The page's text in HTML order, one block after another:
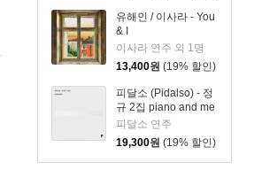
유해인 / 이사라 - You
& I
이사라 연주 외 1명
13,400원 (19% 할인)
피달소 (Pidalso) - 정
규 2집 piano and me
피달소 연주
19,300원 (19% 할인)